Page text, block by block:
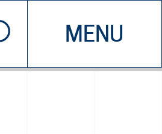
MENU
CHI SIAMO
EDDYBURG